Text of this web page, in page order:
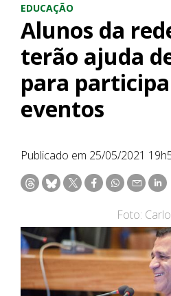
EDUCAÇÃO
Alunos da
terão ajuda
para
eventos
Publicado em 25/05/2021
Foto: